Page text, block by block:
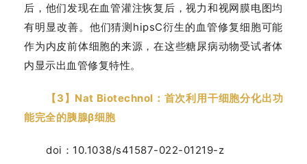
后，他们发现在血管灌注恢复后，视力和视网膜电图均
有明显改善。他们猜测hipsC衍生的血管修复细胞可能
作为内皮前体细胞的来源，在这些糖尿病动物受试者体
内显示出血管修复特性。
【3】Nat Biotechnol：首次利用干细胞分化出功
能完全的胰腺β细胞
doi：10.1038/s41587-022-01219-z